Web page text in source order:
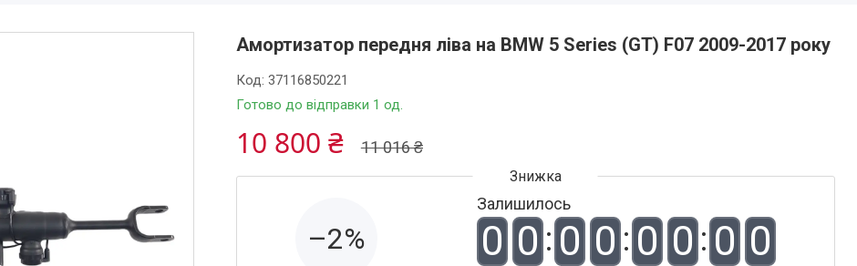
Амортизатор передня ліва на BMW 5 Series (GT) F07 2009-2017 року
Готово до відправки 1 од.
Код: 37116850221
11 016 ₴
10 800 ₴
–2%
Залишилось
0 0 0 0 0 0 0 0